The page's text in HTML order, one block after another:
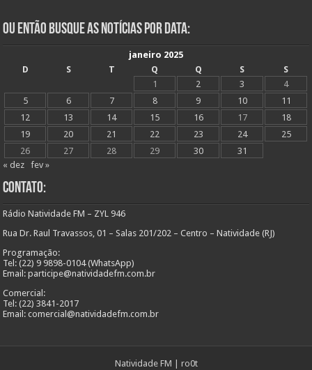
Ou Então Busque as Notícias Por Data:
janeiro 2025
D
S T Q Q S
S
1
2 3
4
5
6 7 8 9 10
11
12
13 14 15 16 17
18
19
20 21 22 23 24
25
26
27 28 29 30
31
« dez
fev »
Contato:
Rádio Natividade FM – ZYL 946
Rua Dr. Raul Travassos, 01 – Salas 201/202 – Centro – Natividade (RJ)
Programação:
Tel: (22) 9 9898-0104 (WhatsApp)
Email: participe@natividadefm.com.br
Comercial:
Tel: (22) 3841-2017
Email: comercial@natividadefm.com.br
Natividade FM ro0t